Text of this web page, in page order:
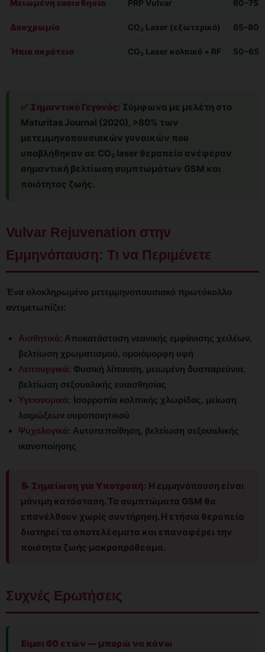
Μειωμένη ευαισθησία PRP Vulvar 60–75%
Δυσχρωμία CO₂ Laser (εξωτερικό)
Ήπια ακράτεια CO₂ Laser κολπικό + RF
✅ Σημαντικό Γεγονός: Σύμφωνα με μελέτη στο
Maturitas Journal (2020), >80% των
μετεμμηνοπαυσιακών γυναικών που
υποβλήθηκαν σε CO₂ laser θεραπεία ανέφεραν
σημαντική βελτίωση συμπτωμάτων GSM και
ποιότητας ζωής.
Vulvar Rejuvenation στην
Εμμηνόπαυση: Τι να Περιμένετε
Ένα ολοκληρωμένο μετεμμηνοπαυσιακό πρωτόκολλο
αντιμετωπίζει:
Αισθητικά: Αποκατάσταση νεανικής εμφάνισης χειλέων,
βελτίωση χρωματισμού, ομοιόμορφη υφή
Λειτουργικά: Φυσική λίπανση, μειωμένη δυσπαρεύνια,
βελτίωση σεξουαλικής ευαισθησίας
Υγειονομικά: Ισορροπία κολπικής χλωρίδας, μείωση
λοιμώξεων ουροποιητικού
Ψυχολογικά: Αυτοπεποίθηση, βελτίωση σεξουαλικής
ικανοποίησης
📝 Σημείωση για Υποτροπή: Η εμμηνόπαυση είναι
μόνιμη κατάσταση. Τα συμπτώματα GSM θα
επανέλθουν χωρίς συντήρηση. Η ετήσια θεραπεία
διατηρεί τα αποτελέσματα και επαναφέρει την
ποιότητα ζωής μακροπρόθεσμα.
Συχνές Ερωτήσεις
Είμαι 60 ετών — μπορώ να κάνω